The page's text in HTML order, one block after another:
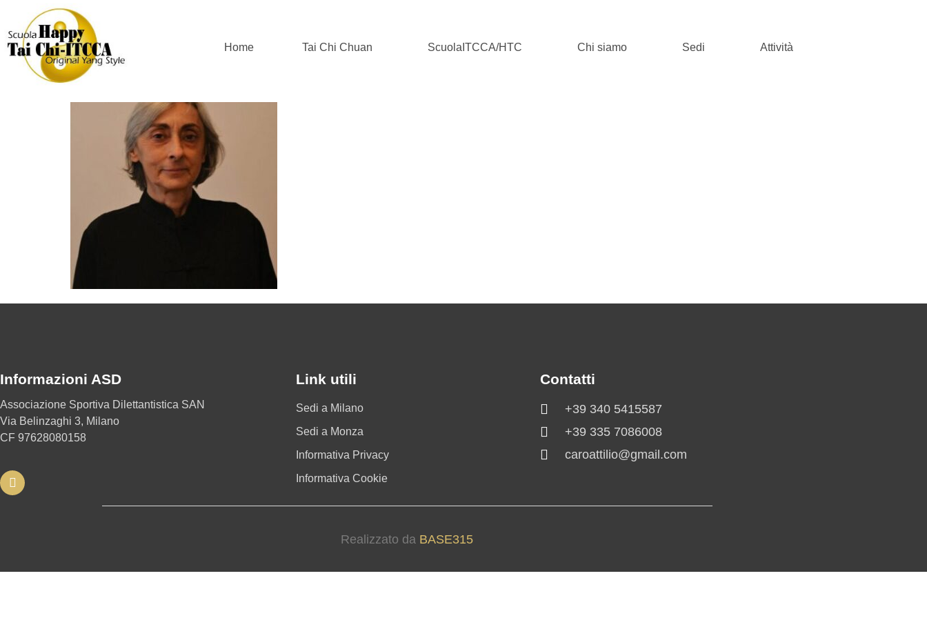
Home Tai Chi Chuan ScuolaITCCA/HTC Chi siamo Sedi Attività
Sonia-Ferrari
Informazioni ASD
Associazione Sportiva Dilettantistica SAN
Via Belinzaghi 3, Milano
CF 97628080158
Link utili
Sedi a Milano
Sedi a Monza
Informativa Privacy
Informativa Cookie
Contatti
+39 340 5415587
+39 335 7086008
caroattilio@gmail.com
Realizzato da BASE315